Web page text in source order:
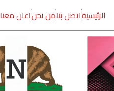
الرئيسيةاتصل بنامن نحناعلن معنا